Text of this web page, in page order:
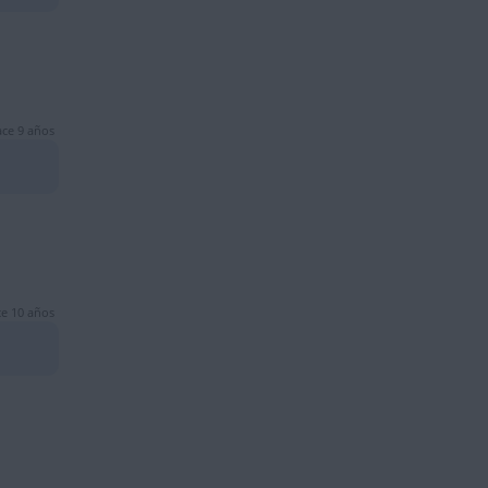
9 años
10 años